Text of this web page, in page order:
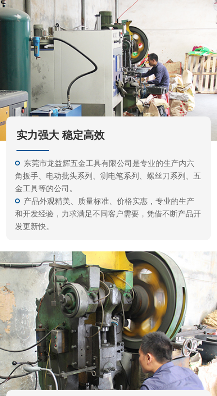
实力强大 稳定高效
东莞市龙益辉五金工具有限公司是专业的生产内六
角扳手、电动批头系列、测电笔系列、螺丝刀系列、五
金工具等的公司。
产品外观精美、质量标准、价格实惠，专业的生产
和开发经验，力求满足不同客户需要，凭借不断产品开
品质保障 闪电交付
自动化生产，严谨工艺、一体成型，每件产品都经
过精雕细磨，千锤百炼，诸多客户一致好评。
拥有自动化设备，多年经验的技术人员，以及多重
精细化工艺，层层质检流程，确保高品质出货。